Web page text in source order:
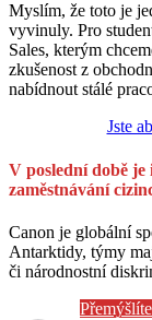
Myslím, že toto je
vyvinuly. Pro
Sales, kterým
zkušenost z
nabídnout stálé
Jste
V poslední době
zaměstnávání
Canon je globální
Antarktidy, týmy
či národnostní